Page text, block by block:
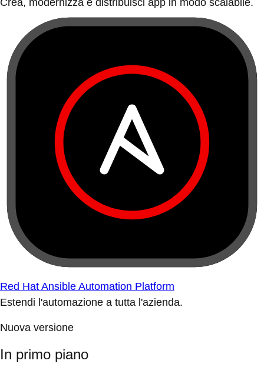
Crea, modernizza e distribuisci app in modo scalabile.
Red Hat Ansible Automation Platform
Estendi l'automazione a tutta l'azienda.
Nuova versione
In primo piano